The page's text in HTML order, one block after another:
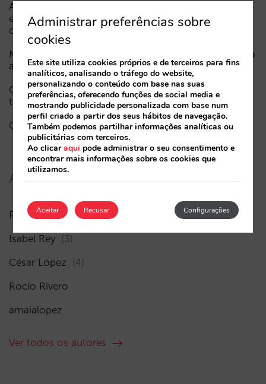
A Sarai incorpora o multi-room: reservas complexas
e procura de elevado valor, agora também em
conversação
Menos campanhas, mais inteligentes: manual IA para
atualizar o marketing digital do seu hotel (parte 1)
Como aparece um hotel nos assistentes de IA: as
três camadas de visibilidade
O fim da era “Book on Metasearch”
Autores
Pablo Delgado (41)
Isabel Rey (3)
César López (4)
Rocío Rivero
amaialopez
Ver todos os autores
Administrar preferências sobre
cookies
Este site utiliza cookies próprios e de terceiros para fins
analíticos, analisando o tráfego do website,
personalizando o conteúdo com base nas suas
preferências, oferecendo funções de social media e
mostrando publicidade personalizada com base num
perfil criado a partir dos seus hábitos de navegação.
Também podemos partilhar informações analíticas ou
publicitárias com terceiros.
Ao clicaraqui pode administrar o seu consentimento e
encontrar mais informações sobre os cookies que
utilizamos.
Aceitar Configurações
Recusar